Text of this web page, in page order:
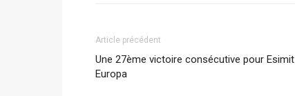
Article précédent
Une 27ème victoire consécutive pour Esimit
Europa